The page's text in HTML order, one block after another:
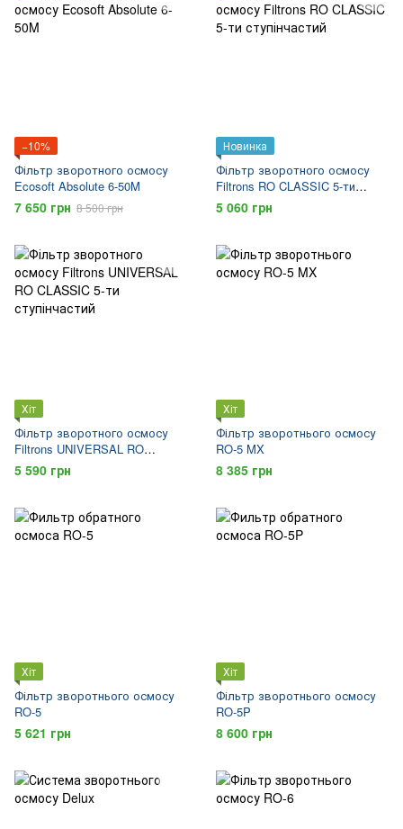
−10%
Фільтр зворотного осмосу
Ecosoft Absolute 6-50M
7 650 грн 8 500 грн
Новинка
Фільтр зворотного осмосу
Filtrons RO CLASSIC 5-ти
ступінчастий
5 060 грн
Хіт
Фільтр зворотного осмосу
Filtrons UNIVERSAL RO
CLASSIC 5-ти ступінчастий
5 590 грн
Хіт
Фільтр зворотнього осмосу
RO-5 MX
8 385 грн
Хіт
Фільтр зворотнього осмосу
RO-5
5 621 грн
Хіт
Фільтр зворотнього осмосу
RO-5P
8 600 грн